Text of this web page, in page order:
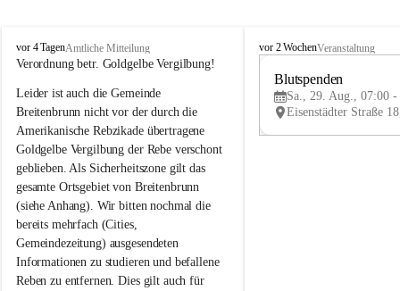
B
r
i
t
e
n
b
r
u
n
n
a
m
N
vor 4 TagenAmtliche Mitteilung
Verordnung betr. Goldgelbe Vergilbung!
Leider ist auch die Gemeinde
Breitenbrunn nicht vor der durch die
Amerikanische Rebzikade übertragene
Goldgelbe Vergilbung der Rebe verschont
geblieben. Als Sicherheitszone gilt das
gesamte Ortsgebiet von Breitenbrunn
(siehe Anhang). Wir bitten nochmal die
bereits mehrfach (Cities,
Gemeindezeitung) ausgesendeten
Informationen zu studieren und befallene
Reben zu entfernen. Dies gilt auch für
B
e
vor 2 WochenVeranstaltung
Blutspenden
Sa., 29. Aug., 07:00 -